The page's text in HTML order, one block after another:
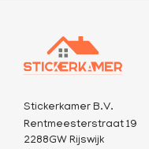
Stickerkamer B.V.
Rentmeesterstraat 19
2288GW Rijswijk